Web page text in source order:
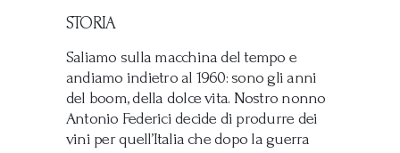
STORIA
Saliamo sulla macchina del tempo e
andiamo indietro al 1960: sono gli anni
del boom, della dolce vita. Nostro nonno
Antonio Federici decide di produrre dei
vini per quell’Italia che dopo la guerra